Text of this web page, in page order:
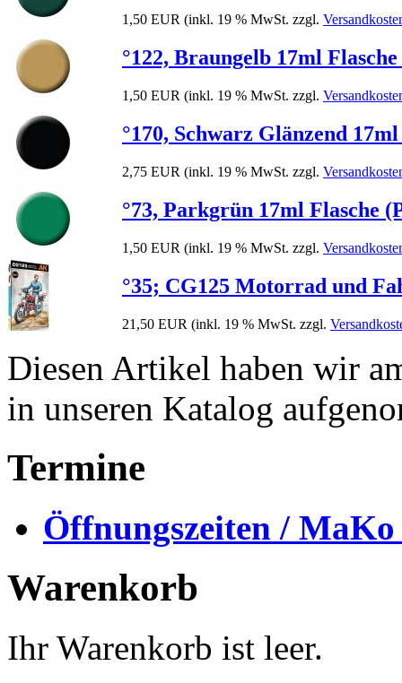
1,50 EUR (inkl. 19 % MwSt. zzgl.
°122, Braungelb 17ml
1,50 EUR (inkl. 19 % MwSt. zzgl.
°170, Schwarz Glänzend
2,75 EUR (inkl. 19 % MwSt. zzgl.
°73, Parkgrün 17ml Flasche
1,50 EUR (inkl. 19 % MwSt. zzgl.
°35; CG125 Motorrad und
21,50 EUR (inkl. 19 % MwSt. zzgl.
Diesen Artikel haben wir
in unseren Katalog
Termine
Öffnungszeiten /
Warenkorb
Ihr Warenkorb ist leer.